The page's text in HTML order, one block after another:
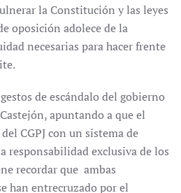
la Constitución y las leyes
oposición adolece de la
necesarias para hacer frente
de escándalo del gobierno
apuntando a que el
CGPJ con un sistema de
responsabilidad exclusiva de los
recordar que ambas
han entrecruzado por el